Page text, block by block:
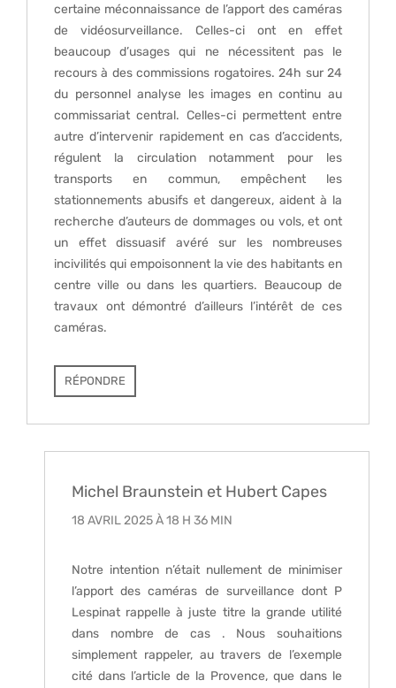
certaine méconnaissance de l’apport des caméras
de vidéosurveillance. Celles-ci ont en effet
beaucoup d’usages qui ne nécessitent pas le
recours à des commissions rogatoires. 24h sur 24
du personnel analyse les images en continu au
commissariat central. Celles-ci permettent entre
autre d’intervenir rapidement en cas d’accidents,
régulent la circulation notamment pour les
transports en commun, empêchent les
stationnements abusifs et dangereux, aident à la
recherche d’auteurs de dommages ou vols, et ont
un effet dissuasif avéré sur les nombreuses
incivilités qui empoisonnent la vie des habitants en
centre ville ou dans les quartiers. Beaucoup de
travaux ont démontré d’ailleurs l’intérêt de ces
caméras.
RÉPONDRE
Michel Braunstein et Hubert Capes
18 AVRIL 2025 À 18 H 36 MIN
Notre intention n’était nullement de minimiser
l’apport des caméras de surveillance dont P
Lespinat rappelle à juste titre la grande utilité
dans nombre de cas . Nous souhaitions
simplement rappeler, au travers de l’exemple
cité dans l’article de la Provence, que dans le